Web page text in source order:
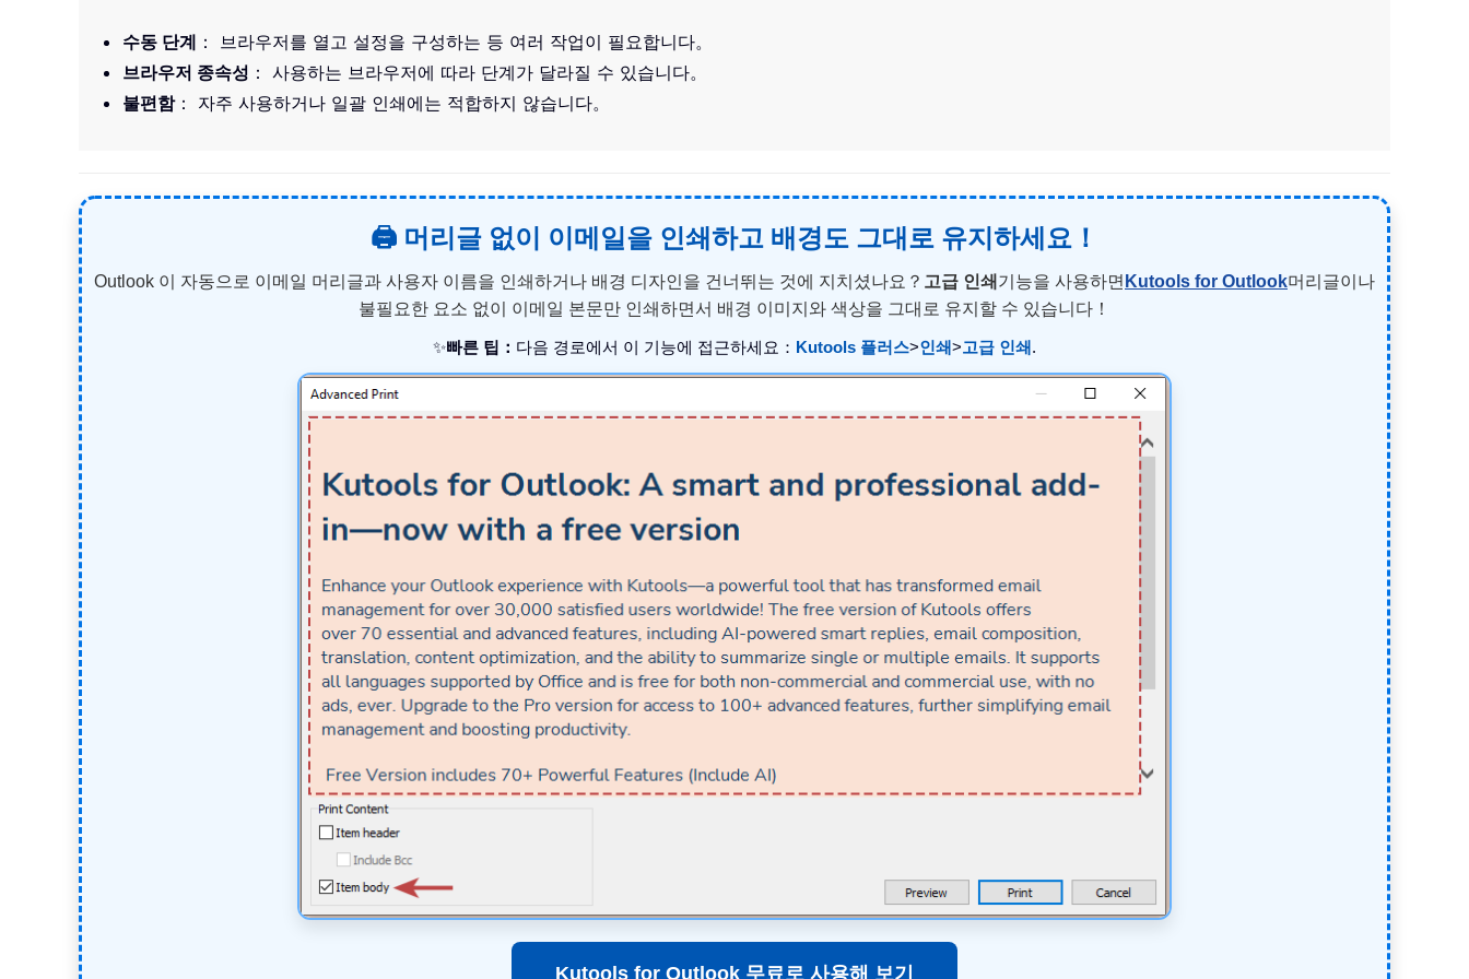
수동 단계 ： 브라우저를 열고 설정을 구성하는 등 여러 작업이 필요합니다。
브라우저 종속성 ： 사용하는 브라우저에 따라 단계가 달라질 수 있습니다。
불편함： 자주 사용하거나 일괄 인쇄에는 적합하지 않습니다。
🖨️ 머리글 없이 이메일을 인쇄하고 배경도 그대로 유지하세요！
Outlook 이 자동으로 이메일 머리글과 사용자 이름을 인쇄하거나 배경 디자인을 건너뛰는 것에 지치셨나요？ 고급 인쇄 기능을 사용하면 Kutools for Outlook머리글이나
불필요한 요소 없이 이메일 본문만 인쇄하면서 배경 이미지와 색상을 그대로 유지할 수 있습니다！
✨빠른 팁： 다음 경로에서 이 기능에 접근하세요： Kutools 플러스>인쇄>고급 인쇄.
Kutools for Outlook 무료로 사용해 보기